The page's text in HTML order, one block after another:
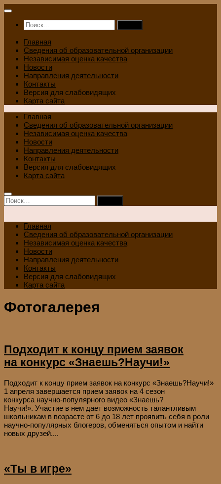
Перейти
содержимому
Найти:
Главная
Сведения об образовательной организации
Независимая оценка качества
Новости
Направления деятельности
Контакты
Версия для слабовидящих
Карта сайта
Главная
Сведения об образовательной организации
Независимая оценка качества
Новости
Направления деятельности
Контакты
Версия для слабовидящих
Карта сайта
Найти:
Главная
Сведения об образовательной организации
Независимая оценка качества
Новости
Направления деятельности
Контакты
Версия для слабовидящих
Карта сайта
Фотогалерея
Подходит к концу прием заявок
на конкурс «Знаешь?Научи!»
Подходит к концу прием заявок на конкурс «Знаешь?Научи!»
1 апреля завершается прием заявок на 4 сезон
конкурса научно-популярного видео «Знаешь?
Научи!». Участие в нем дает возможность талантливым
школьникам в возрасте от 6 до 18 лет проявить себя в роли
научно-популярных блогеров, обменяться опытом и найти
новых друзей....
«Ты в игре»